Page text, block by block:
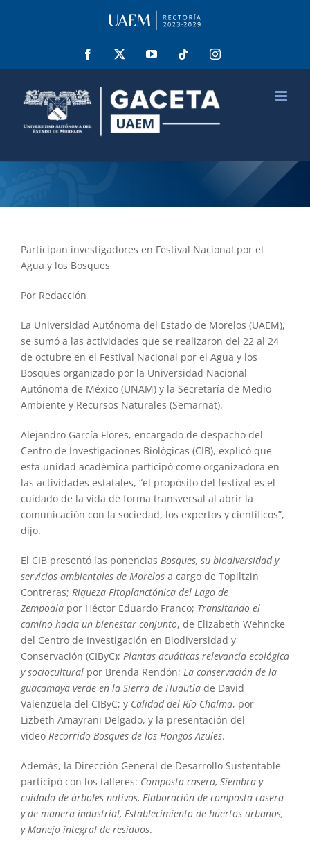
Facebook YouTube Tiktok Instagram
Participan investigadores en Festival Nacional por el
Agua y los Bosques
Por Redacción
La Universidad Autónoma del Estado de Morelos (UAEM),
se sumó a las actividades que se realizaron del 22 al 24
de octubre en el Festival Nacional por el Agua y los
Bosques organizado por la Universidad Nacional
Autónoma de México (UNAM) y la Secretaría de Medio
Ambiente y Recursos Naturales (Semarnat).
Alejandro García Flores, encargado de despacho del
Centro de Investigaciones Biológicas (CIB), explicó que
esta unidad académica participó como organizadora en
las actividades estatales, “el propósito del festival es el
cuidado de la vida de forma transversal al abrir la
comunicación con la sociedad, los expertos y científicos”,
dijo.
El CIB presentó las ponencias Bosques, su biodiversidad y
servicios ambientales de Morelosa cargo de Topiltzin
Contreras; Riqueza Fitoplanctónica del Lago de
Zempoalapor Héctor Eduardo Franco; Transitando el
camino hacia un bienestar conjunto, de Elizabeth Wehncke
del Centro de Investigación en Biodiversidad y
Conservación (CIByC); Plantas acuáticas relevancia ecológica
y sociocultural por Brenda Rendón; La conservación de la
guacamaya verde en la Sierra de Huautlade David
Valenzuela del CIByC; y Calidad del Río Chalma, por
Lizbeth Amayrani Delgado, y la presentación del
video Recorrido Bosques de los Hongos Azules.
Además, la Dirección General de Desarrollo Sustentable
participó con los talleres: Composta casera, Siembra y
cuidado de árboles nativos, Elaboración de composta casera
y de manera industrial, Establecimiento de huertos urbanos,
y Manejo integral de residuos.